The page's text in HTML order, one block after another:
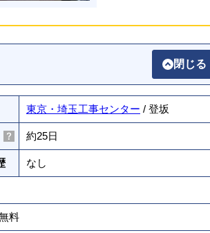
閉じる
東京・埼玉工事センター / 登坂
約25日
なし
無料